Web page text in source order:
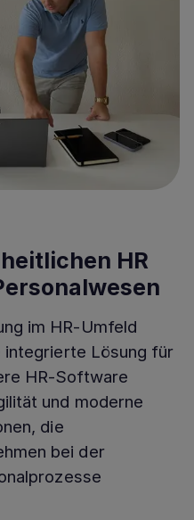
HR
im HR-Umfeld
integrierte Lösung für
HR-Software
und moderne
die
bei der